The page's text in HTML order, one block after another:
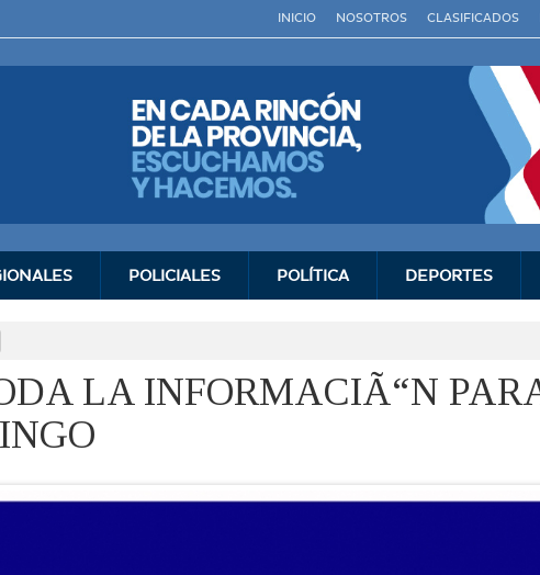
INICIO NOSOTROS CLASIFICADOS
POLICIALES POLÍ­TICA DEPORTES
LA INFORMACIÃ“N